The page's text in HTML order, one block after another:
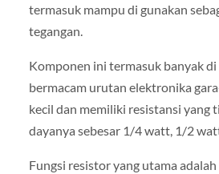
termasuk mampu di gunakan
tegangan.
Komponen ini termasuk banyak
bermacam urutan elektronika
kecil dan memiliki resistansi yang
dayanya sebesar 1/4 watt, 1/2
Fungsi resistor yang utama